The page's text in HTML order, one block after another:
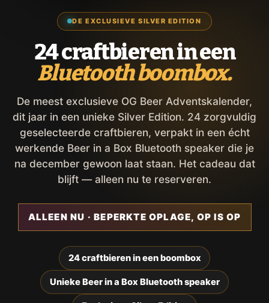
DE EXCLUSIEVE SILVER EDITION
24 craftbieren in een
Bluetooth boombox.
De meest exclusieve OG Beer Adventskalender,
dit jaar in een unieke Silver Edition. 24 zorgvuldig
geselecteerde craftbieren, verpakt in een écht
werkende Beer in a Box Bluetooth speaker die je
na december gewoon laat staan. Het cadeau dat
blijft — alleen nu te reserveren.
ALLEEN NU · BEPERKTE OPLAGE, OP IS OP
24 craftbieren in een boombox
Unieke Beer in a Box Bluetooth speaker